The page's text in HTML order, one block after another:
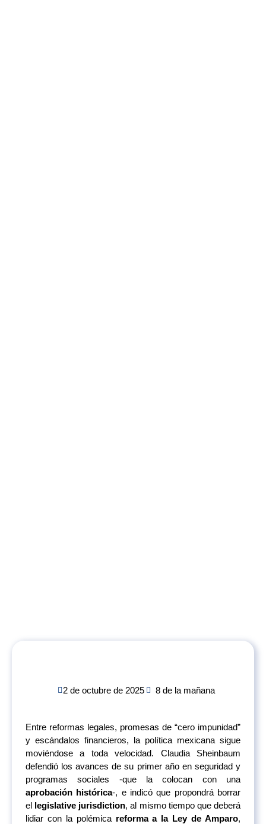
2 de octubre de 2025 8 de la mañana
Entre reformas legales, promesas de “cero impunidad”
y escándalos financieros, la política mexicana sigue
moviéndose a toda velocidad. Claudia Sheinbaum
defendió los avances de su primer año en seguridad y
programas sociales -que la colocan con una
aprobación histórica-, e indicó que propondrá borrar
el legislative jurisdiction, al mismo tiempo que deberá
lidiar con la polémica reforma a la Ley de Amparo,